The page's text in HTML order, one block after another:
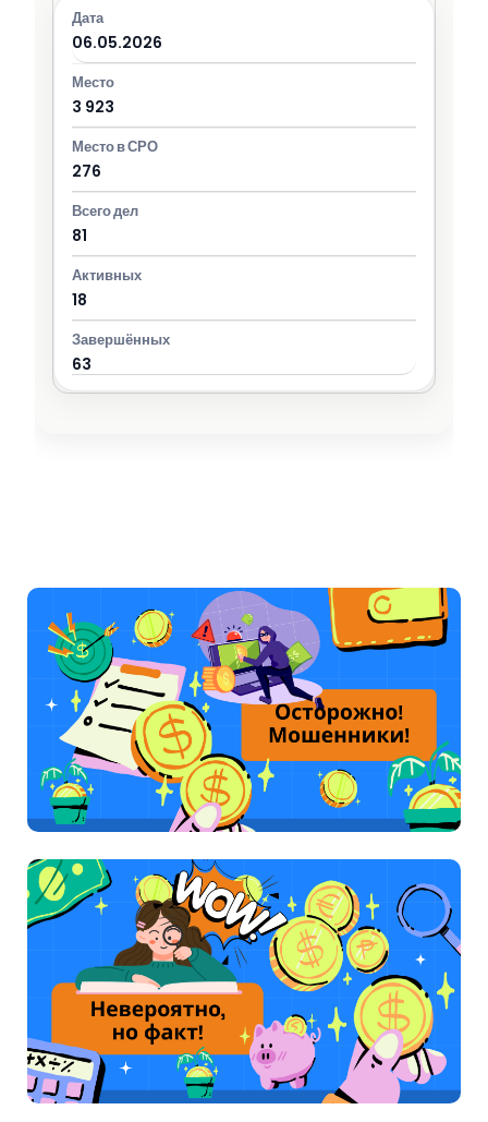
06.05.2026
3 923
276
81
18
63